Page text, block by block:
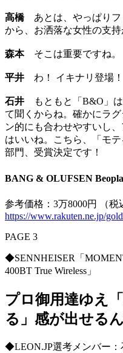
高橋あとは、やっぱりフ
から、お洒落な女性の支持
森本そこは重要ですね。
平井 わ！ イキナリ登場！
石井 もともと「B&O」
て聞くからね。確かにラ
ン的にも合わせやすいし
はいいね。こちら、「モ
部門、受賞決定です！
BANG & OLUFSEN
参考価格：3万8000円 （税
https://www.rakuten.ne.jp/
PAGE 3
◆SENNHEISER「
400BT True Wireless」
プロ御用達ゆえ
る」感が出せる
◆LEON.JP選考メンバー